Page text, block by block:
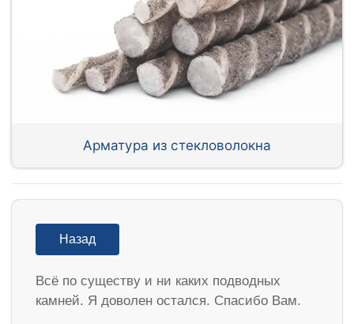
Арматура из стекловолокна
Назад
Всё по существу и ни каких подводных
камней. Я доволен остался. Спасибо Вам.